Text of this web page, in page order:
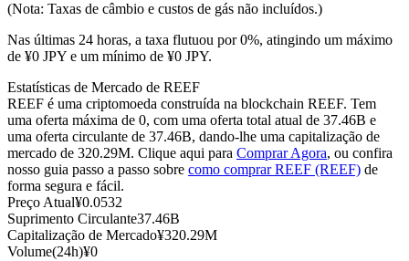
Futuros de USDC
Futuros usando USDC como garantia
(Nota: Taxas de câmbio e custos de gás não incluídos.)
Nas últimas 24 horas, a taxa flutuou por 0%, atingindo um máximo
de ¥0 JPY e um mínimo de ¥0 JPY.
Estatísticas de Mercado de REEF
REEF é uma criptomoeda construída na blockchain REEF. Tem
uma oferta máxima de 0, com uma oferta total atual de 37.46B e
uma oferta circulante de 37.46B, dando-lhe uma capitalização de
mercado de 320.29M. Clique aqui para Comprar Agora, ou confira
nosso guia passo a passo sobre como comprar REEF (REEF) de
forma segura e fácil.
Preço Atual¥0.0532
Suprimento Circulante37.46B
Capitalização de Mercado¥320.29M
Volume(24h)¥0